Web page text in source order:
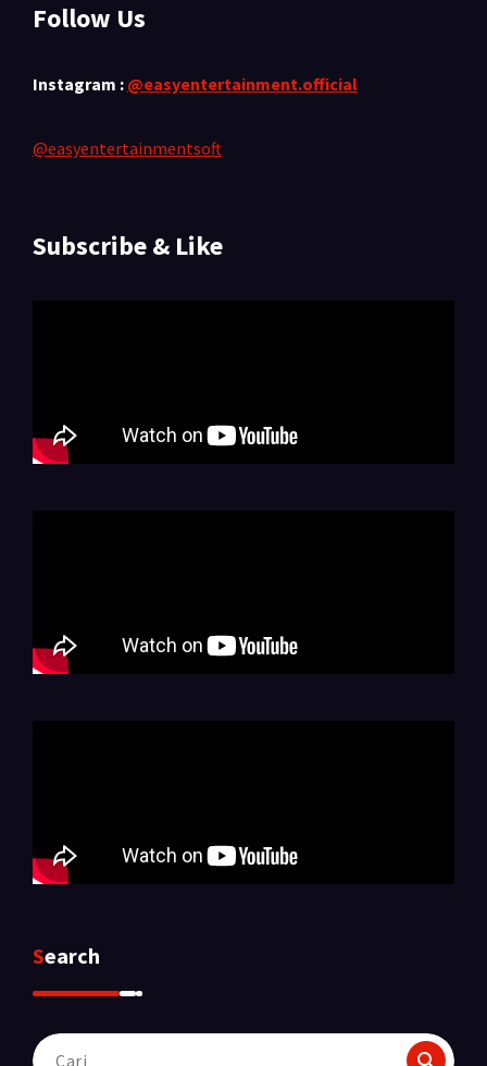
Follow Us
Instagram : @easyentertainment.official
@easyentertainmentsoft
Subscribe & Like
Search
Pencarian